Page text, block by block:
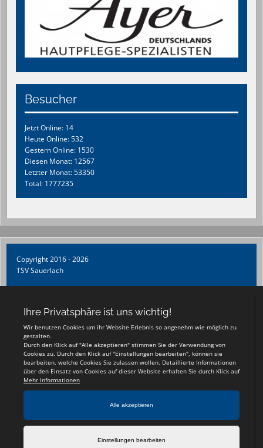
Besucher
Jetzt Online: 14
Heute Online: 532
Gestern Online: 1530
Diesen Monat: 12567
Letzter Monat: 53350
Total: 1777235
Copyright 2016 - 2026
TSV Sauerlach
Impressum
Teamsports 2
Dein Sportverein online